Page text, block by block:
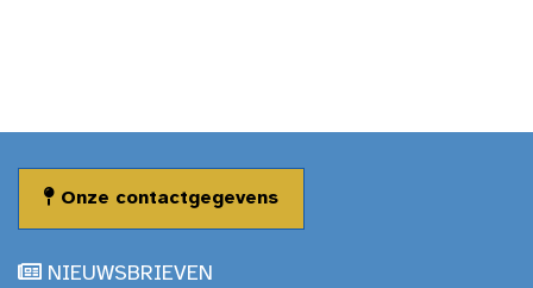
Onze contactgegevens
NIEUWSBRIEVEN